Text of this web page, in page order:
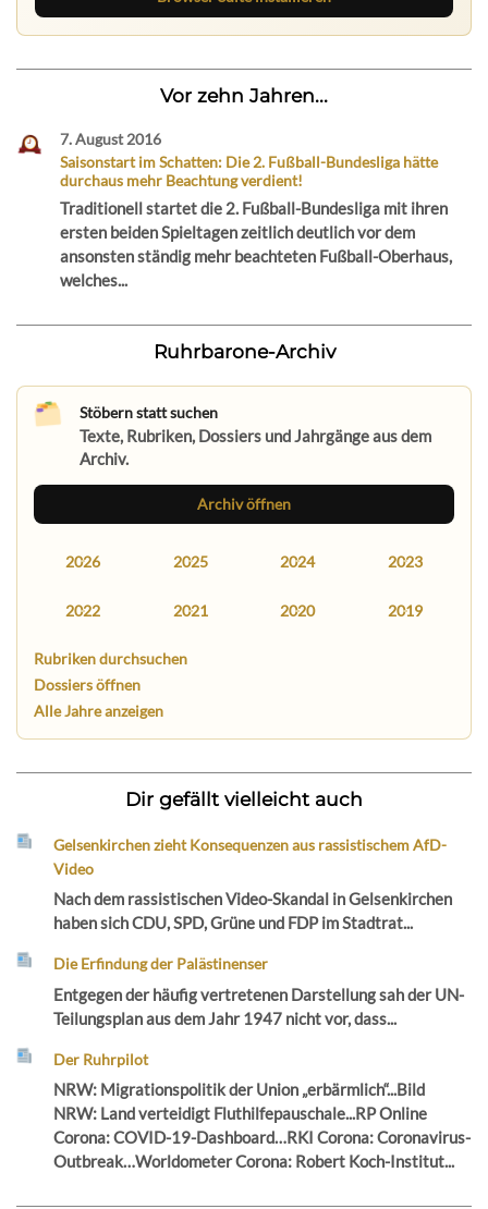
Vor zehn Jahren...
7. August 2016
Saisonstart im Schatten: Die 2. Fußball-Bundesliga hätte
durchaus mehr Beachtung verdient!
Traditionell startet die 2. Fußball-Bundesliga mit ihren
ersten beiden Spieltagen zeitlich deutlich vor dem
ansonsten ständig mehr beachteten Fußball-Oberhaus,
welches...
Ruhrbarone-Archiv
Stöbern statt suchen
Texte, Rubriken, Dossiers und Jahrgänge aus dem
Archiv.
Archiv öffnen
2026 2025 2024 2023
2022 2021 2020 2019
Rubriken durchsuchen
Dossiers öffnen
Alle Jahre anzeigen
Dir gefällt vielleicht auch
Gelsenkirchen zieht Konsequenzen aus rassistischem AfD-
Video
Nach dem rassistischen Video-Skandal in Gelsenkirchen
haben sich CDU, SPD, Grüne und FDP im Stadtrat...
Die Erfindung der Palästinenser
Entgegen der häufig vertretenen Darstellung sah der UN-
Teilungsplan aus dem Jahr 1947 nicht vor, dass...
Der Ruhrpilot
NRW: Migrationspolitik der Union „erbärmlich“...Bild
NRW: Land verteidigt Fluthilfepauschale...RP Online
Corona: COVID-19-Dashboard…RKI Corona: Coronavirus-
Outbreak…Worldometer Corona: Robert Koch-Institut...